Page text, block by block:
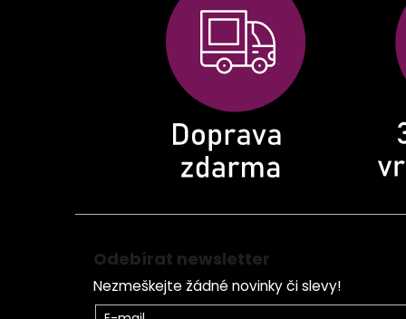
Odebírat newsletter
Nezmeškejte žádné novinky či slevy!